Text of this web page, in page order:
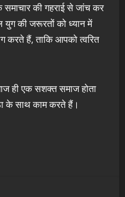
समाचार की गहराई से जांच कर
की जरूरतों को ध्यान में
करते हैं, ताकि आपको त्वरित
ही एक सशक्त समाज होता
के साथ काम करते हैं।